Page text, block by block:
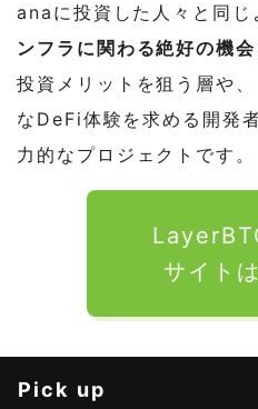
anaに投資した人々と同
ンフラに関わる絶好の機会
投資メリットを狙う層や
なDeFi体験を求める開発
力的なプロジェクトです。
サイト
Pick up